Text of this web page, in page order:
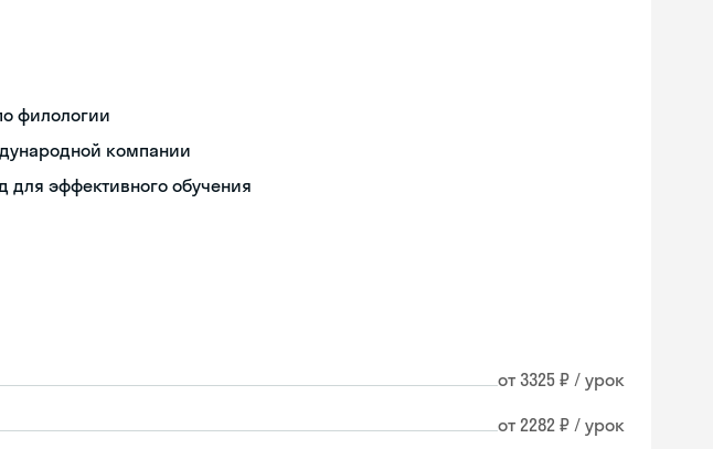
филологии
компании
для эффективного обучения
от 3325 ₽ / урок
от 2282 ₽ / урок
online